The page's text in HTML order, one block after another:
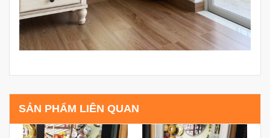
SẢN PHẨM LIÊN QUAN